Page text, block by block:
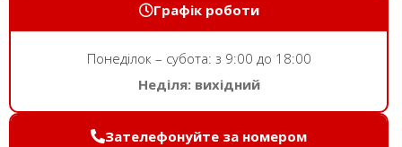
Графік роботи
Понеділок – субота: з 9:00 до 18:00
Неділя: вихідний
Зателефонуйте за номером